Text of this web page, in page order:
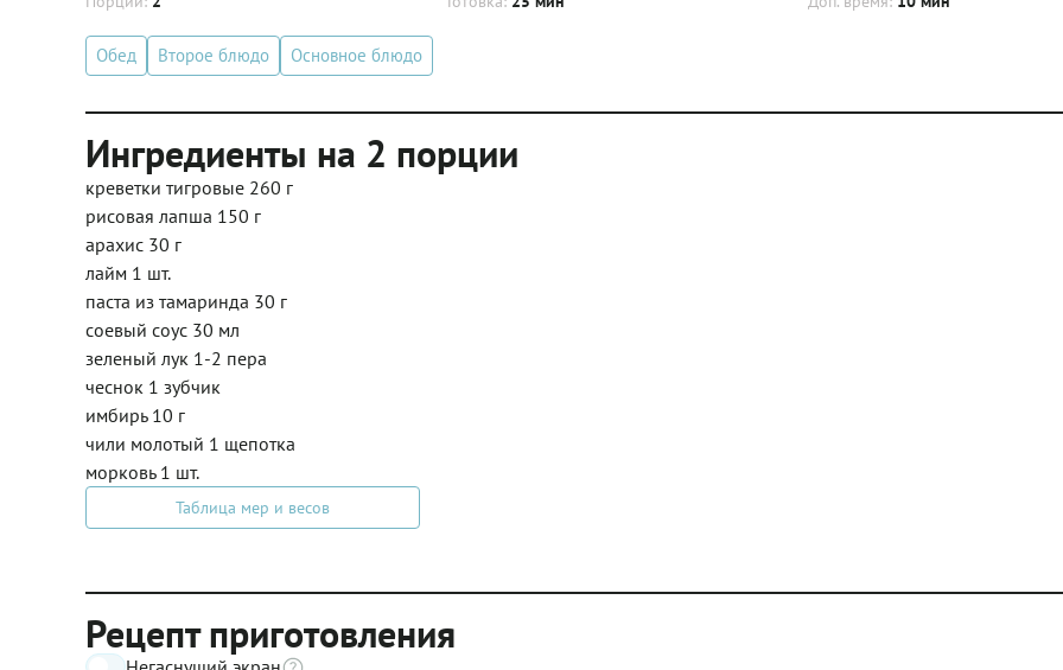
Обед Второе блюдо Основное блюдо
Ингредиенты на 2 порции
креветки тигровые 260 г
рисовая лапша 150 г
арахис 30 г
лайм 1 шт.
паста из тамаринда 30 г
соевый соус 30 мл
зеленый лук 1-2 пера
чеснок 1 зубчик
имбирь 10 г
чили молотый 1 щепотка
морковь 1 шт.
Таблица мер и весов
Рецепт приготовления